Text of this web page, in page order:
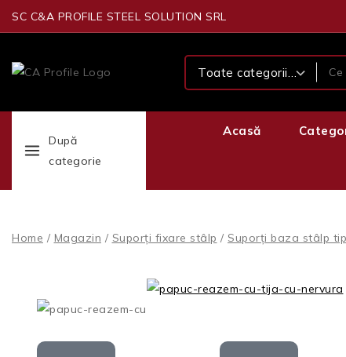
SC C&A PROFILE STEEL SOLUTION SRL
După
categorie
Acasă
Home / Magazin / Suporți fixare stâlp / Suporți baza stâlp